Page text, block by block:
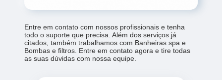
Entre em contato com nossos profissionais e tenha
todo o suporte que precisa. Além dos serviços já
citados, também trabalhamos com Banheiras spa e
Bombas e filtros. Entre em contato agora e tire todas
as suas dúvidas com nossa equipe.